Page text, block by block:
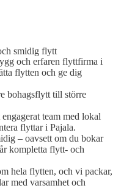
smidig flytt
och erfaren flyttfirma i
flytten och ge dig
bohagsflytt till större
team med lokal
flyttar i Pajala.
– oavsett om du bokar
kompletta flytt- och
hela flytten, och vi packar,
med varsamhet och